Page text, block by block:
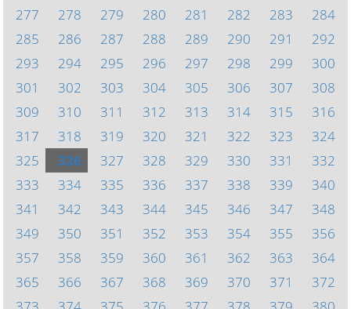
277
278 279 280 281 282 283
284
285
286 287 288 289 290 291
292
293
294 295 296 297 298 299
300
301
302 303 304 305 306 307
308
309
310 311 312 313 314 315
316
317
318 319 320 321 322 323
324
325
326 327 328 329 330 331
332
333
334 335 336 337 338 339
340
341
342 343 344 345 346 347
348
349
350 351 352 353 354 355
356
357
358 359 360 361 362 363
364
365
366 367 368 369 370 371
372